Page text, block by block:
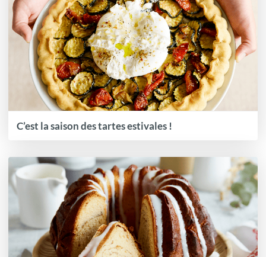
C’est la saison des tartes estivales !